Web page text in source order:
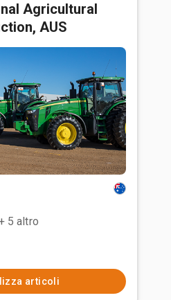
Agricultural
AUS
5 altro
articoli